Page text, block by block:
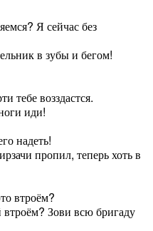
Я сейчас без
в зубы и бегом!
тебе возздастся.
иди!
надеть!
пропил, теперь хоть в
втроём?
Зови всю бригаду